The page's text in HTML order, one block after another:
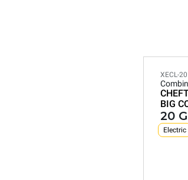
XECL-
BIG
20
Electric